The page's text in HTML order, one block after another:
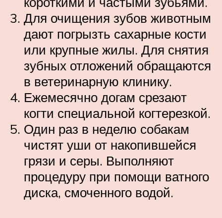
Для очищения зубов животным
дают погрызть сахарные кости
или крупные жилы. Для снятия
зубных отложений обращаются
в ветеринарную клинику.
Ежемесячно догам срезают
когти специальной когтерезкой.
Один раз в неделю собакам
чистят уши от накопившейся
грязи и серы. Выполняют
процедуру при помощи ватного
диска, смоченного водой.